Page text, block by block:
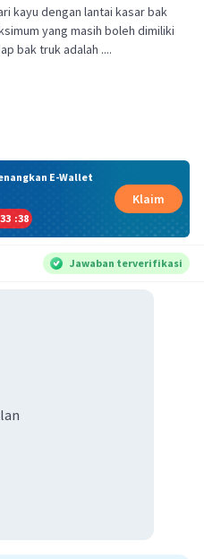
kayu dengan lantai kasar bak
yang masih boleh dimiliki
bak truk adalah ....
E-Wallet
33 :37
Klaim
Jawaban terverifikasi